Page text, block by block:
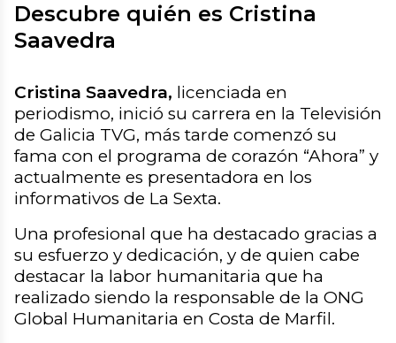
Descubre quién es Cristina
Saavedra
Cristina Saavedra, licenciada en
periodismo, inició su carrera en la Televisión
de Galicia TVG, más tarde comenzó su
fama con el programa de corazón “Ahora” y
actualmente es presentadora en los
informativos de La Sexta.
Una profesional que ha destacado gracias a
su esfuerzo y dedicación, y de quien cabe
destacar la labor humanitaria que ha
realizado siendo la responsable de la ONG
Global Humanitaria en Costa de Marfil.